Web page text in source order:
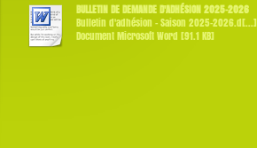
BULLETIN DE DEMANDE D'ADHÉSION 2025-2026
Bulletin d'adhésion - Saison 2025-2026.d[...]
Document Microsoft Word [91.1 KB]